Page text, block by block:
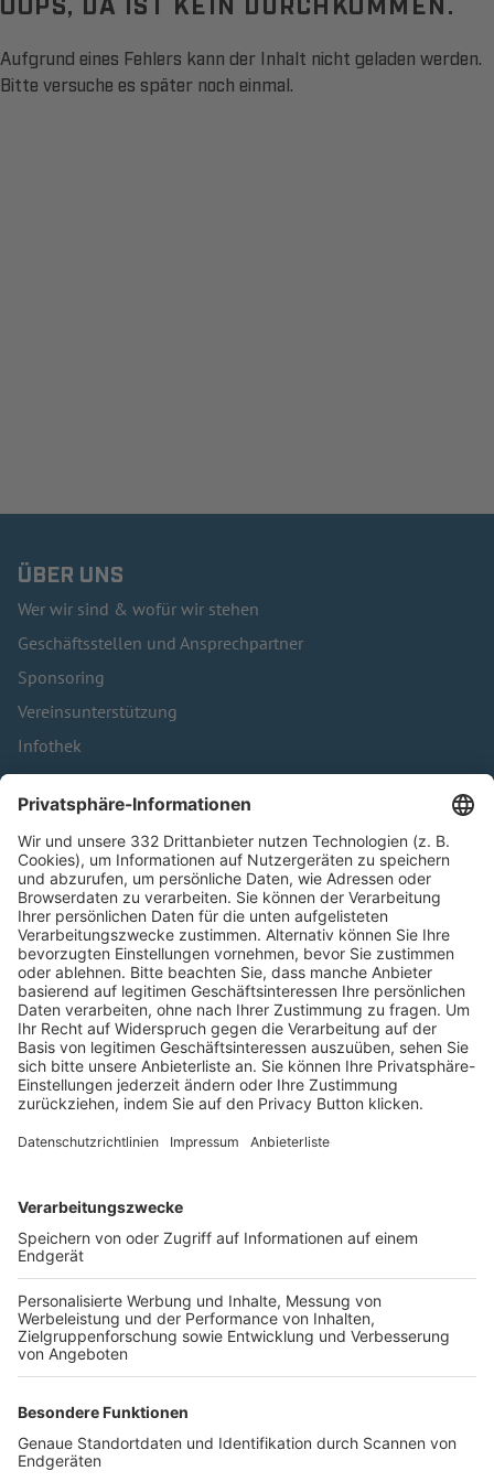
Aufgrund eines Fehlers kann der Inhalt nicht geladen werden.
Bitte versuche es später noch einmal.
ÜBER UNS
Wer wir sind & wofür wir stehen
Geschäftsstellen und Ansprechpartner
Sponsoring
Vereinsunterstützung
Infothek
Kontakt
HÄUFIG BESUCHTE SEITEN
Pässe und Vereinswechsel
Trainerausbildung
Schulungsangebot Vereinsmitarbeiter
BFV-Geschäftsstellen
Trainerbörse
Login SpielPlus
FOLGE DEM BFV
TOP-VEREINE
TOP-PARTNER